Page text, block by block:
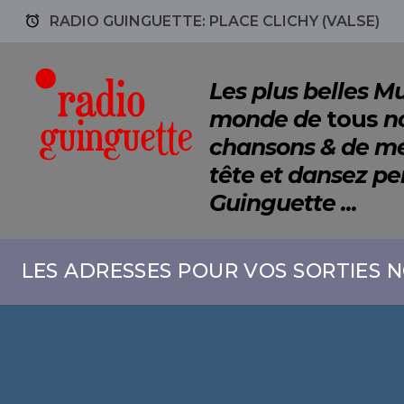
access_alarm RADIO GUINGUETTE: PLACE CLICHY (VALSE)
Les plus belles
monde de tous
chansons & de
tête et dansez
Guinguette ...
LES ADRESSES POUR VOS SORTIES